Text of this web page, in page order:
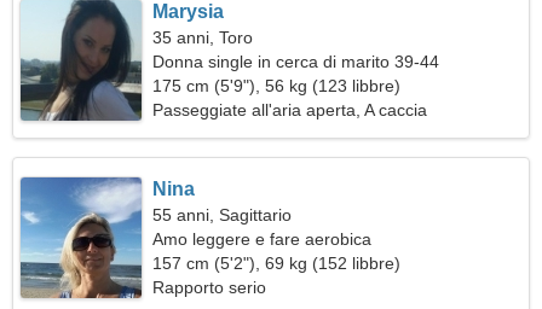
Marysia
35 anni, Toro
Donna single in cerca di marito 39-44
175 cm (5'9"), 56 kg (123 libbre)
Passeggiate all'aria aperta, A caccia
Nina
55 anni, Sagittario
Amo leggere e fare aerobica
157 cm (5'2"), 69 kg (152 libbre)
Rapporto serio